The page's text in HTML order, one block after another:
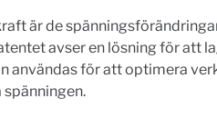
är de
avser en lösning för att
användas för att optimera